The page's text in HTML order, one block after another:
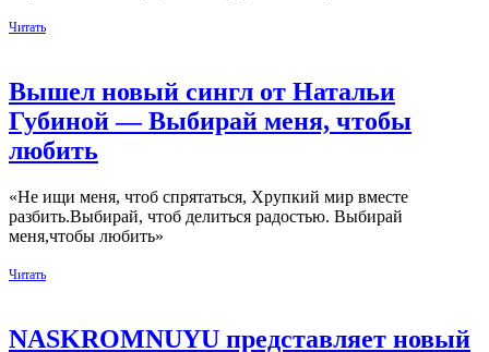
Читать
Вышел новый сингл от Натальи
Губиной — Выбирай меня, чтобы
любить
«Не ищи меня, чтоб спрятаться, Хрупкий мир вместе
разбить.Выбирай, чтоб делиться радостью. Выбирай
меня,чтобы любить»
Читать
NASKROMNUYU представляет новый